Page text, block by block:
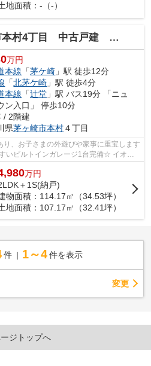
地面積：-（-）
村4丁目 中古戸建 32.41坪
万円
本線 「茅ケ崎 」駅 徒歩12分
「北茅ケ崎 」駅 徒歩4分
本線 「辻堂 」駅 バス19分 「ニュ
ン入口」 停歩10分
/ 2階建
県茅ヶ崎市本村４丁目
、お子さまの外遊びや家事に重宝します
いビルトインガレージ1台完備☆ イオン
お買い...
万円
＋1S(納戸)
物面積：114.17㎡（34.53坪）
地面積：107.17㎡（32.41坪）
件 1～4 件を表示
変更
ジトップへ